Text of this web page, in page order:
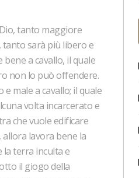
tanto maggiore
sarà più libero e
a cavallo, il quale
non lo può offendere.
male a cavallo; il quale
volta incarcerato e
che vuole edificare
lavora bene la
terra inculta e
il giogo della